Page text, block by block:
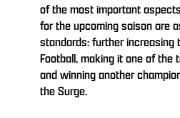
of the most important
for the upcoming saison are
standards: further increasing
Football, making it one of the
and winning another
the Surge.